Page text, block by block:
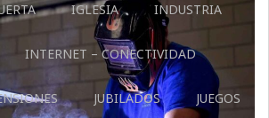
IGLESIA INDUSTRIA
INTERNET – CONECTIVIDAD
JUBILADOS JUEGOS